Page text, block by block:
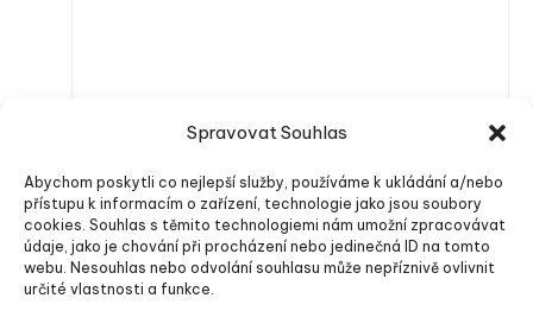
Spravovat Souhlas
Abychom poskytli co nejlepší služby, používáme k ukládání a/nebo
přístupu k informacím o zařízení, technologie jako jsou soubory
cookies. Souhlas s těmito technologiemi nám umožní zpracovávat
údaje, jako je chování při procházení nebo jedinečná ID na tomto
webu. Nesouhlas nebo odvolání souhlasu může nepříznivě ovlivnit
určité vlastnosti a funkce.